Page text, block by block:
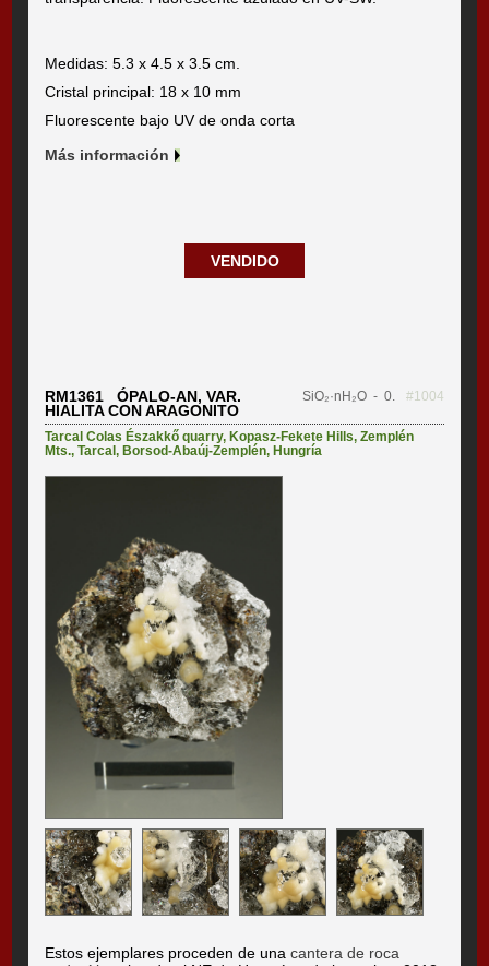
Medidas: 5.3 x 4.5 x 3.5 cm.
Cristal principal: 18 x 10 mm
Fluorescente bajo UV de onda corta
Más información
VENDIDO
RM1361 ÓPALO-AN, VAR.
HIALITA CON ARAGONITO
SiO₂·nH₂O- 0. #1004
Tarcal Colas Északkő quarry, Kopasz-Fekete Hills,Zemplén
Mts.,Tarcal, Borsod-Abaúj-Zemplén, Hungría
Estos ejemplares proceden de unacantera de roca